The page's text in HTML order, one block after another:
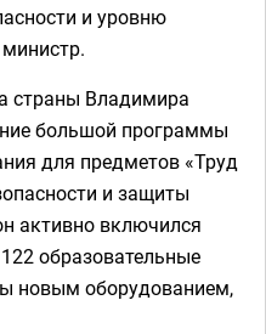
и уровню
страны Владимира
большой программы
для предметов «Труд
и защиты
активно включился
образовательные
новым оборудованием,